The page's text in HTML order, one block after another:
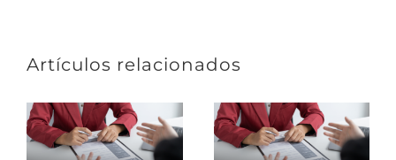
Artículos relacionados